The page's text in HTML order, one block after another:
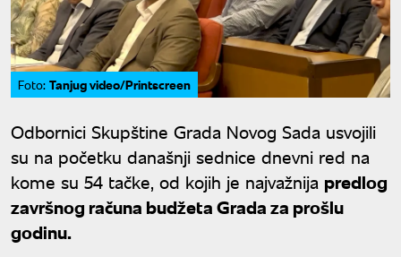
Foto: Tanjug video/Printscreen
Odbornici Skupštine Grada Novog Sada usvojili
su na početku današnji sednice dnevni red na
kome su 54 tačke, od kojih je najvažnija predlog
završnog računa budžeta Grada za prošlu
godinu.